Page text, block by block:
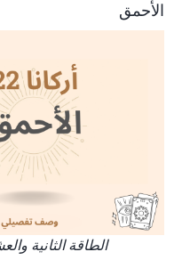
الأحمق
الطاقة الثانية